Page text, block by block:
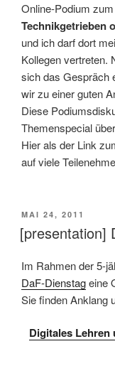
Online-Podium
Technikgetrieben
und ich darf dort
Kollegen vertreten.
sich das Gespräch
wir zu einer guten
Diese
Themenspecial
Hier als der Link
auf viele
VERÖFFENTLICHT
AM
MAI 24, 2011
[presentation]
Im Rahmen der 5-
DaF-Dienstageine
Sie finden Anklang
Digitales Lehren